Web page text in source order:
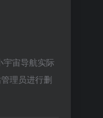
宇宙导航实际
理员进行删